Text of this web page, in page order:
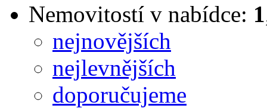
Nemovitostí v nabídce: 1
nejnovějších
nejlevnějších
doporučujeme